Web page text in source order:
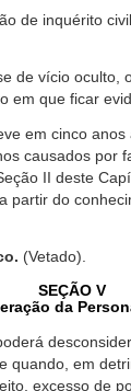
de inquérito
de vício oculto,
em que ficar
em cinco anos
causados por
II deste
partir do
(Vetado).
SEÇÃO V
da
quando, em
excesso de